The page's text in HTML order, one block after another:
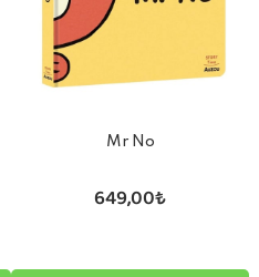
Mr No
649,00₺